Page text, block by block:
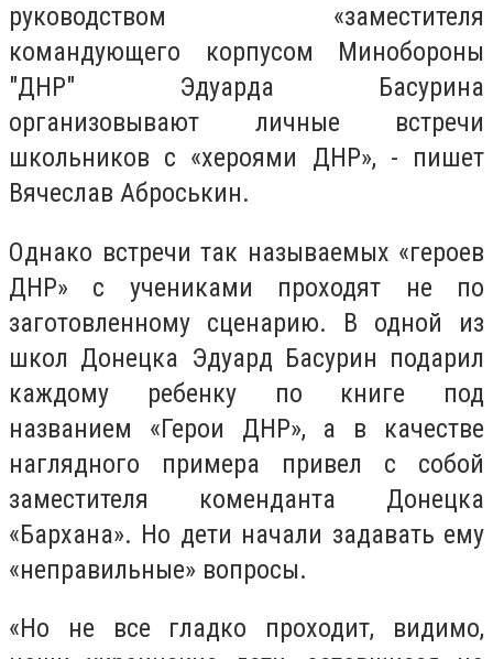
руководством «заместителя
командующего корпусом Минобороны
"ДНР" Эдуарда Басурина
организовывают личные встречи
школьников с «хероями ДНР», - пишет
Вячеслав Аброськин.
Однако встречи так называемых «героев
ДНР» с учениками проходят не по
заготовленному сценарию. В одной из
школ Донецка Эдуард Басурин подарил
каждому ребенку по книге под
названием «Герои ДНР», а в качестве
наглядного примера привел с собой
заместителя коменданта Донецка
«Бархана». Но дети начали задавать ему
«неправильные» вопросы.
«Но не все гладко проходит, видимо,